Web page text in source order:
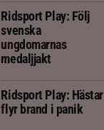
Ridsport Play: Följ
svenska
ungdomarnas
medaljjakt
Ridsport Play: Hästar
flyr brand i panik